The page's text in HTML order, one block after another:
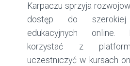
Karpaczu sprzyja
dostęp do
edukacyjnych online.
korzystać z platform
uczestniczyć w kursach